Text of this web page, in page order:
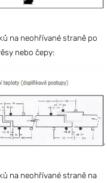
na neohřívané straně po
nebo čepy:
na neohřívané straně na